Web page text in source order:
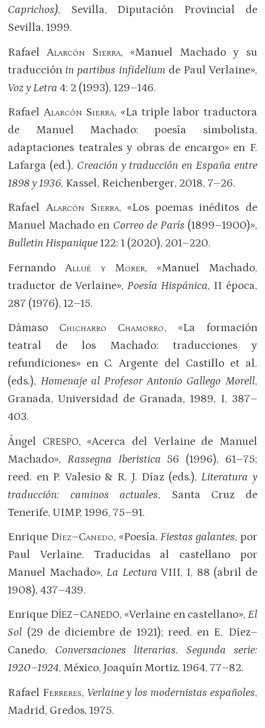
Caprichos), Sevilla, Diputación Provincial de
Sevilla, 1999.
RafaelAlarcón Sierra, «Manuel Machado y su
traducción in partibus infidelium de Paul Verlaine»,
Voz y Letra 4: 2 (1993), 129–146.
Rafael Alarcón Sierra, «La triple labor traductora
de Manuel Machado: poesía simbolista,
adaptaciones teatrales y obras de encargo» en F.
Lafarga (ed.), Creación y traducción en España entre
1898 y 1936, Kassel, Reichenberger, 2018, 7–26.
Rafael Alarcón Sierra, «Los poemas inéditos de
Manuel Machado en Correo de París (1899–1900)»,
Bulletin Hispanique122: 1 (2020), 201–220.
FernandoAllué y Morer, «Manuel Machado,
traductor de Verlaine», Poesía Hispánica, II época,
287 (1976), 12–15.
Dámaso Chicharro Chamorro, «La formación
teatral de los Machado: traducciones y
refundiciones» en C. Argente del Castillo et al.
(eds.), Homenaje al Profesor Antonio Gallego Morell,
Granada, Universidad de Granada, 1989, I, 387–
403.
Ángel CRESPO, «Acerca del Verlaine de Manuel
Machado»,Rassegna Iberistica 56 (1996), 61–75;
reed. en P. Valesio & R. J. Díaz (eds.),Literatura y
traducción: caminos actuales, Santa Cruz de
Tenerife, UIMP, 1996, 75–91.
Enrique Díez–Canedo, «Poesía.Fiestas galantes, por
Paul Verlaine. Traducidas al castellano por
Manuel Machado»,La Lectura VIII, I, 88 (abril de
1908), 437–439.
Enrique DÍEZ–CANEDO, «Verlaine en castellano», El
Sol (29 de diciembre de 1921); reed. en E. Díez–
Canedo, Conversaciones literarias. Segunda serie:
1920–1924, México, Joaquín Mortiz, 1964, 77–82.
Rafael Ferreres, Verlaine y los modernistas españoles,
Madrid, Gredos, 1975.